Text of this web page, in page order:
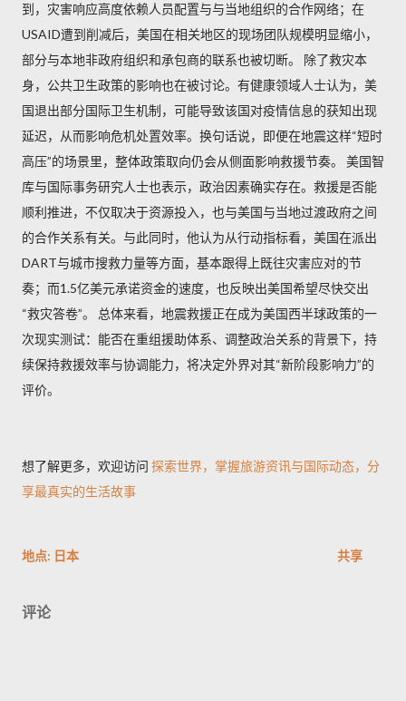
到，灾害响应高度依赖人员配置与与当地组织的合作网络；在
USAID遭到削减后，美国在相关地区的现场团队规模明显缩小，
部分与本地非政府组织和承包商的联系也被切断。 除了救灾本
身，公共卫生政策的影响也在被讨论。有健康领域人士认为，美
国退出部分国际卫生机制，可能导致该国对疫情信息的获知出现
延迟，从而影响危机处置效率。换句话说，即便在地震这样“短时
高压”的场景里，整体政策取向仍会从侧面影响救援节奏。 美国智
库与国际事务研究人士也表示，政治因素确实存在。救援是否能
顺利推进，不仅取决于资源投入，也与美国与当地过渡政府之间
的合作关系有关。与此同时，他认为从行动指标看，美国在派出
DART与城市搜救力量等方面，基本跟得上既往灾害应对的节
奏；而1.5亿美元承诺资金的速度，也反映出美国希望尽快交出
“救灾答卷”。 总体来看，地震救援正在成为美国西半球政策的一
次现实测试：能否在重组援助体系、调整政治关系的背景下，持
续保持救援效率与协调能力，将决定外界对其“新阶段影响力”的
评价。
想了解更多，欢迎访问 探索世界，掌握旅游资讯与国际动态，分
享最真实的生活故事
地点: 日本 共享
评论